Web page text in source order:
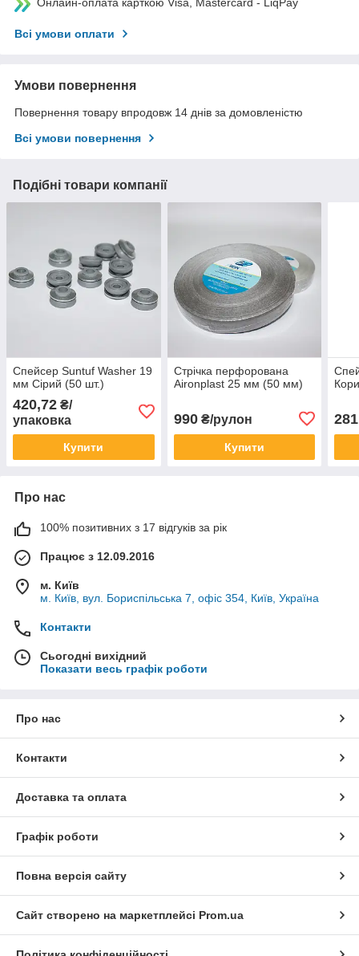
Онлайн-оплата карткою Visa, Mastercard - LiqPay
Всі умови оплати
Умови повернення
Повернення товару впродовж 14 днів за домовленістю
Всі умови повернення
Подібні товари компанії
Спейсер Suntuf Washer 19
мм Сірий (50 шт.)
420,72 ₴/
упаковка
Купити
Стрічка перфорована
Aironplast 25 мм (50 мм)
990₴/рулон
Купити
Про нас
100% позитивних з 17 відгуків за рік
Працює з 12.09.2016
м. Київ
м. Київ, вул. Бориспільська 7, офіс 354, Київ, Україна
Контакти
Сьогодні вихідний
Показати весь графік роботи
Про нас
Контакти
Доставка та оплата
Графік роботи
Повна версія сайту
Сайт створено на маркетплейсі Prom.ua